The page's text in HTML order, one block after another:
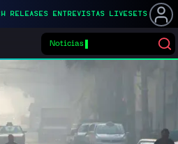
RELEASES ENTREVISTAS LIVESETS
Noticias
Buscar eventos